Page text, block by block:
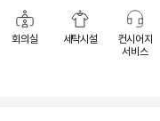
회의실 세탁시설
컨시어지
서비스